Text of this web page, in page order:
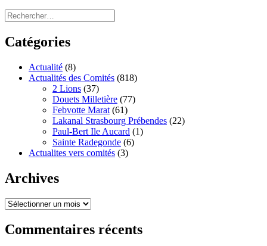
Rechercher :
Catégories
Actualité (8)
Actualités des Comités (818)
2 Lions (37)
Douets Milletière (77)
Febvotte Marat (61)
Lakanal Strasbourg Prébendes (22)
Paul-Bert Ile Aucard (1)
Sainte Radegonde (6)
Actualites vers comités (3)
Archives
Archives
Commentaires récents